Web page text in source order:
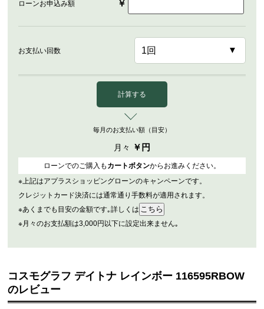
ローンお申込み額 ￥
お支払い回数
計算する
毎月のお支払い額（目安）
月々 ￥ 円
ローンでのご購入も カートボタンからお進みください。
※上記はアプラスショッピングローンのキャンペーンです。
クレジットカード決済には通常通り手数料が適用されます。
※あくまでも目安の金額です｡詳しくは
※月々のお支払額は3,000円以下に設定出来ません｡
コスモグラフ デイトナ レインボー 116595RBOW
のレビュー